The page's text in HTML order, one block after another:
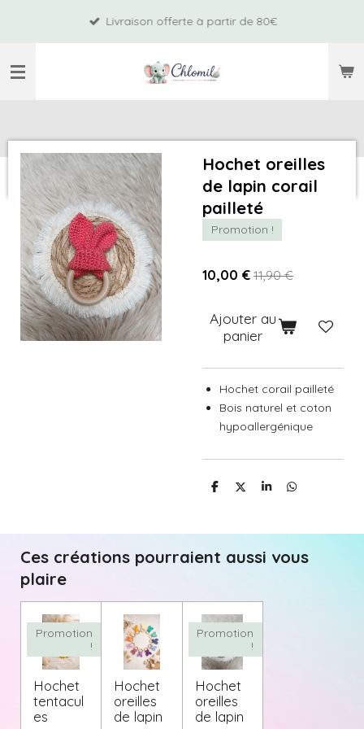
principal
Livraison offerte à partir de 80€
Hochet oreilles
de lapin corail
pailleté
Promotion !
10,00 € 11,90 €
Ajouter au
panier
Hochet corail pailleté
Bois naturel et coton
hypoallergénique
P
a
e
P
a
e
P
a
e
P
a
e
Ces créations pourraient aussi vous
plaire
Promotion
!
Hochet
tentacul
es
Hochet
oreilles
de lapin
Promotion
!
Hochet
oreilles
de lapin